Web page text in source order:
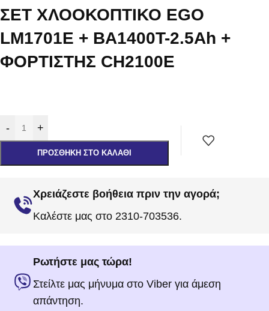
ΣΕΤ ΧΛΟΟΚΟΠΤΙΚΟ EGO
LM1701E + BA1400T-2.5Ah +
ΦΟΡΤΙΣΤΗΣ CH2100E
- +
ΠΡΟΣΘΉΚΗ ΣΤΟ ΚΑΛΆΘΙ
Χρειάζεστε βοήθεια πριν την αγορά;
Καλέστε μας στο 2310-703536.
Ρωτήστε μας τώρα!
Στείλτε μας μήνυμα στο Viber για άμεση
απάντηση.